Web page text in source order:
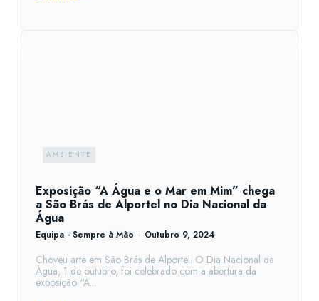
AMBIENTE
Exposição “A Água e o Mar em Mim” chega
a São Brás de Alportel no Dia Nacional da
Água
Equipa - Sempre à Mão - Outubro 9, 2024
Choveu arte em São Brás de Alportel. O Dia Nacional da
Água, 1 de outubro, foi celebrado com a abertura da
exposição “A...